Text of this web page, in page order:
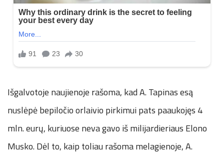
Išgalvotoje naujienoje rašoma, kad A. Tapinas esą
nuslėpė bepiločio orlaivio pirkimui pats paaukojęs 4
mln. eurų, kuriuose neva gavo iš milijardieriaus Elono
Musko. Dėl to, kaip toliau rašoma melagienoje, A.